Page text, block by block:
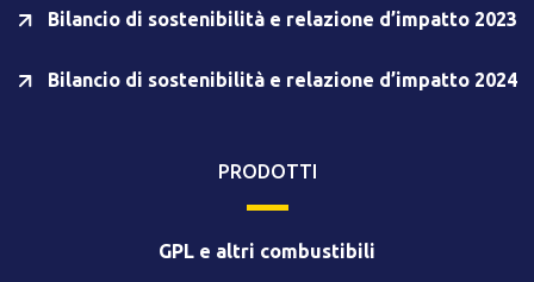
Bilancio di sostenibilità e relazione d’impatto 2023
Bilancio di sostenibilità e relazione d’impatto 2024
PRODOTTI
GPL e altri combustibili